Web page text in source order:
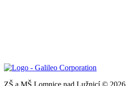
ZŠ a MŠ Lomnice nad Lužnicí © 2026